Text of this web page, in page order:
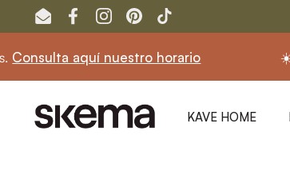
Ir al contenido
EmailFacebookInstagram
PinterestTikTok
aquí nuestro horario ☀️ En
KAVE HOME